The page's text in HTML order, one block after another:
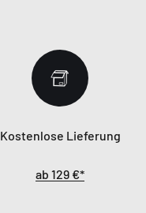
Kostenlose Lieferung
ab 129 €*